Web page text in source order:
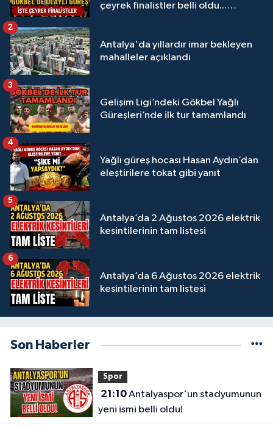
çeyrek finalistler belli oldu...
Antalya'da yıllardır imar bekleyen
mahalleler açıklandı
2
Gelişim Ligi’ndeki Gökbel Yağlı
Güreşleri’nde ilk tur tamamlandı
3
Yağlı güreş hocası Hasan Aydın’dan
eleştirilere tokat gibi yanıt
4
Antalya’da 2 Ağustos 2026 elektrik
kesintilerinin tam listesi
5
Antalya’da 6 Ağustos 2026 elektrik
kesintilerinin tam listesi
6
Son Haberler
Spor
21:10Antalyaspor'un stadyumunun
yeni ismi belli oldu!